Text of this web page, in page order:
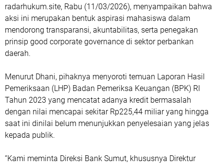
radarhukum.site, Rabu (11/03/2026), menyampaikan bahwa
aksi ini merupakan bentuk aspirasi mahasiswa dalam
mendorong transparansi, akuntabilitas, serta penegakan
prinsip good corporate governance di sektor perbankan
daerah.
Menurut Dhani, pihaknya menyoroti temuan Laporan Hasil
Pemeriksaan (LHP) Badan Pemeriksa Keuangan (BPK) RI
Tahun 2023 yang mencatat adanya kredit bermasalah
dengan nilai mencapai sekitar Rp225,44 miliar yang hingga
saat ini dinilai belum menunjukkan penyelesaian yang jelas
kepada publik.
“Kami meminta Direksi Bank Sumut, khususnya Direktur